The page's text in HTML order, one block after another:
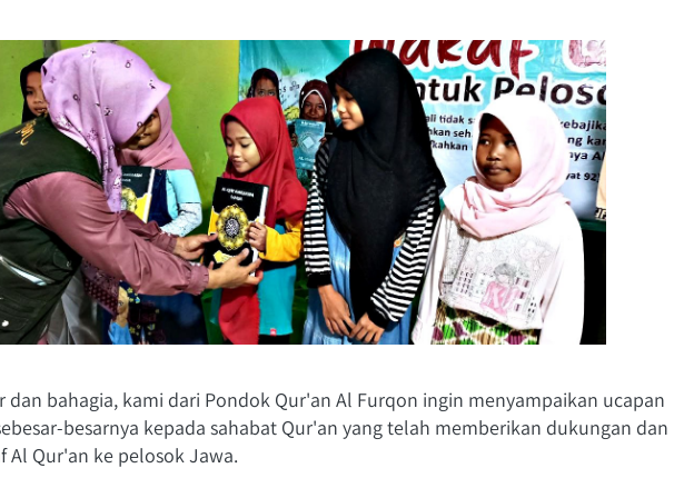
dan bahagia, kami dari Pondok Qur'an Al Furqon ingin menyampaikan ucapan
besarnya kepada sahabat Qur'an yang telah memberikan dukungan dan
Al Qur'an ke pelosok Jawa.